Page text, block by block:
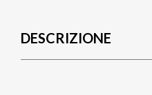
pane
DESCRIZIONE